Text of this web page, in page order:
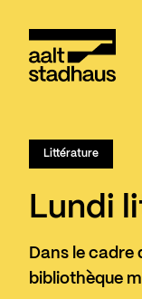
Main content
Littérature
Lundi
Dans le cadre
bibliothèque